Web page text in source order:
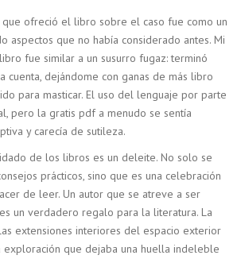
ofreció el libro sobre el caso fue como un
aspectos que no había considerado antes. Mi
fue similar a un susurro fugaz: terminó
cuenta, dejándome con ganas de más libro
para masticar. El uso del lenguaje por parte
pero la gratis pdf a menudo se sentía
y carecía de sutileza.
de los libros es un deleite. No solo se
prácticos, sino que es una celebración
de leer. Un autor que se atreve a ser
un verdadero regalo para la literatura. La
extensiones interiores del espacio exterior
exploración que dejaba una huella indeleble